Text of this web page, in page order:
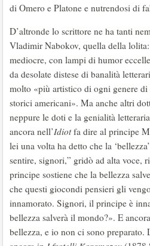
di Omero e Platone e nutrendosi di
D’altronde lo scrittore ne ha tanti
Vladimir Nabokov, quella della
mediocre, con lampi di humor
da desolate distese di banalità
molto «più artistico di ogni genere
storici americani». Ma anche altri
neppure le doti e la genialità
ancora nell’Idiotfa dire al principe
lei una volta ha detto che la
sentire, signori,” gridò ad alta voce,
principe sostiene che la bellezza
che questi giocondi pensieri gli
innamorato. Signori, il principe è
bellezza salverà il mondo?». E
bellezza, e io non ci sono preparato.